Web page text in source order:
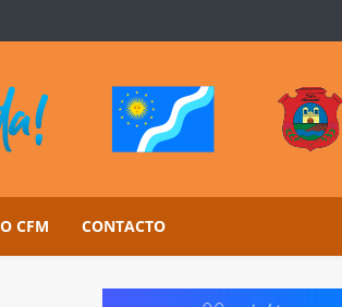
CFM CONTACTO